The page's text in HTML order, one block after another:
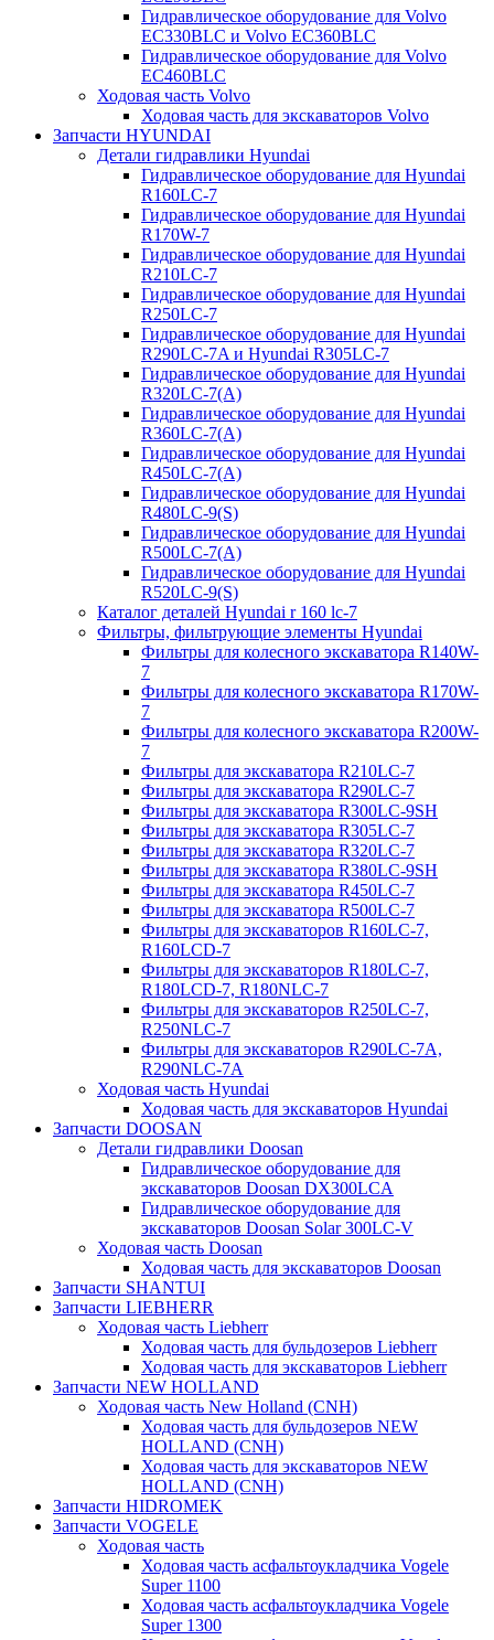
Гидравлическое оборудование для Volvo
EC330BLC и Volvo EC360BLC
Гидравлическое оборудование для Volvo
EC460BLC
Ходовая часть Volvo
Ходовая часть для экскаваторов Volvo
Запчасти HYUNDAI
Детали гидравлики Hyundai
Гидравлическое оборудование для Hyundai
R160LC-7
Гидравлическое оборудование для Hyundai
R170W-7
Гидравлическое оборудование для Hyundai
R210LC-7
Гидравлическое оборудование для Hyundai
R250LC-7
Гидравлическое оборудование для Hyundai
R290LC-7A и Hyundai R305LC-7
Гидравлическое оборудование для Hyundai
R320LC-7(A)
Гидравлическое оборудование для Hyundai
R360LC-7(A)
Гидравлическое оборудование для Hyundai
R450LC-7(A)
Гидравлическое оборудование для Hyundai
R480LC-9(S)
Гидравлическое оборудование для Hyundai
R500LC-7(A)
Гидравлическое оборудование для Hyundai
R520LC-9(S)
Каталог деталей Hyundai r 160 lc-7
Фильтры, фильтрующие элементы Hyundai
Фильтры для колесного экскаватора R140W-
7
Фильтры для колесного экскаватора R170W-
7
Фильтры для колесного экскаватора R200W-
7
Фильтры для экскаватора R210LC-7
Фильтры для экскаватора R290LC-7
Фильтры для экскаватора R300LC-9SH
Фильтры для экскаватора R305LC-7
Фильтры для экскаватора R320LC-7
Фильтры для экскаватора R380LC-9SH
Фильтры для экскаватора R450LC-7
Фильтры для экскаватора R500LC-7
Фильтры для экскаваторов R160LC-7,
R160LCD-7
Фильтры для экскаваторов R180LC-7,
R180LCD-7, R180NLC-7
Фильтры для экскаваторов R250LC-7,
R250NLC-7
Фильтры для экскаваторов R290LC-7A,
R290NLC-7A
Ходовая часть Hyundai
Ходовая часть для экскаваторов Hyundai
Запчасти DOOSAN
Детали гидравлики Doosan
Гидравлическое оборудование для
экскаваторов Doosan DX300LCA
Гидравлическое оборудование для
экскаваторов Doosan Solar 300LC-V
Ходовая часть Doosan
Ходовая часть для экскаваторов Doosan
Запчасти SHANTUI
Запчасти LIEBHERR
Ходовая часть Liebherr
Ходовая часть для бульдозеров Liebherr
Ходовая часть для экскаваторов Liebherr
Запчасти NEW HOLLAND
Ходовая часть New Holland (CNH)
Ходовая часть для бульдозеров NEW
HOLLAND (CNH)
Ходовая часть для экскаваторов NEW
HOLLAND (CNH)
Запчасти HIDROMEK
Запчасти VOGELE
Ходовая часть
Ходовая часть асфальтоукладчика Vogele
Super 1100
Ходовая часть асфальтоукладчика Vogele
Super 1300